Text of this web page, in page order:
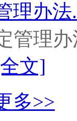
理办法
管理
文]
多>>